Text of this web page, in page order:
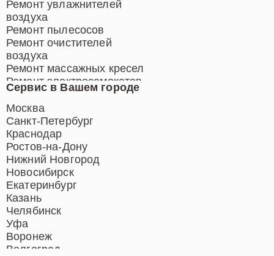
Сервис в Вашем городе
Москва
Санкт-Петербург
Краснодар
Ростов-на-Дону
Нижний Новгород
Новосибирск
Екатеринбург
Казань
Челябинск
Уфа
Воронеж
Волгоград
Ремонт увлажнителей
воздуха
Ремонт пылесосов
Ремонт очистителей
воздуха
Ремонт массажных кресел
Ремонт электросамокатов
Ремонт индукционных плит
Ремонт роботов-пылесосов
Ремонт гладильных систем
Ремонт отпаривателей
Ремонт вертикальных
пылесосов